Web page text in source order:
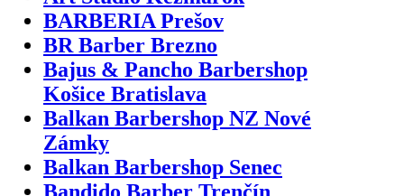
BARBERIA Prešov
BR Barber Brezno
Bajus & Pancho Barbershop
Košice Bratislava
Balkan Barbershop NZ Nové
Zámky
Balkan Barbershop Senec